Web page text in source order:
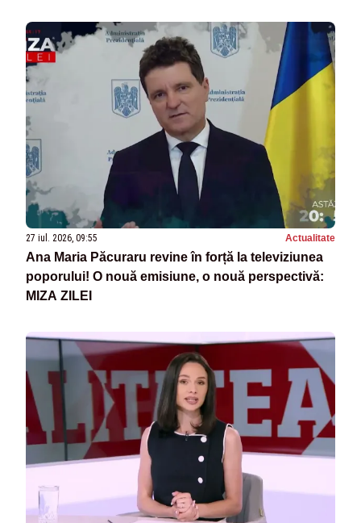
27 iul. 2026, 09:55 Actualitate
Ana Maria Păcuraru revine în forță la televiziunea
poporului! O nouă emisiune, o nouă perspectivă:
MIZA ZILEI